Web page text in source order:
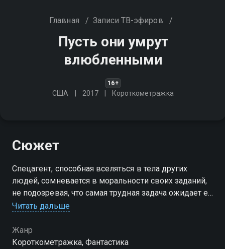
Главная / Записи ТВ-эфиров /
Пусть они умрут
влюбленными
16+
США 2017 Короткометражка
Сюжет
Спецагент, способная вселяться в тела других
людей, сомневается в моральности своих заданий,
не подозревая, что самая трудная задача ожидает её
дома
Читать дальше
Жанр
Короткометражка, Фантастика